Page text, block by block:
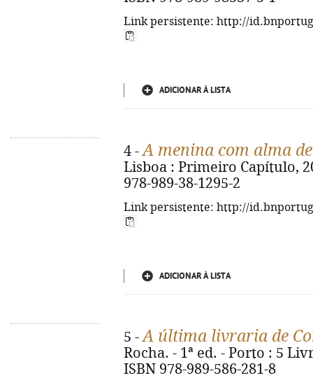
Link persistente: http://
ADICIONAR À LISTA
4 -A menina com alma
Lisboa : Primeiro Capítulo,
978-989-38-1295-2
Link persistente: http://
ADICIONAR À LISTA
5 -A última livraria de
Rocha. - 1ª ed. - Porto : 5
ISBN 978-989-586-281-8